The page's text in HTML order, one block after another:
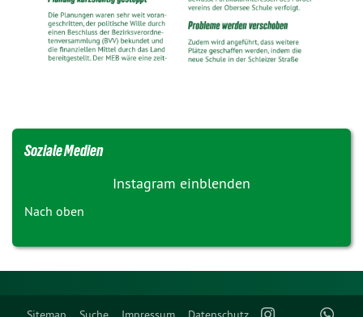
Soziale Medien
Instagram einblenden
Nach oben